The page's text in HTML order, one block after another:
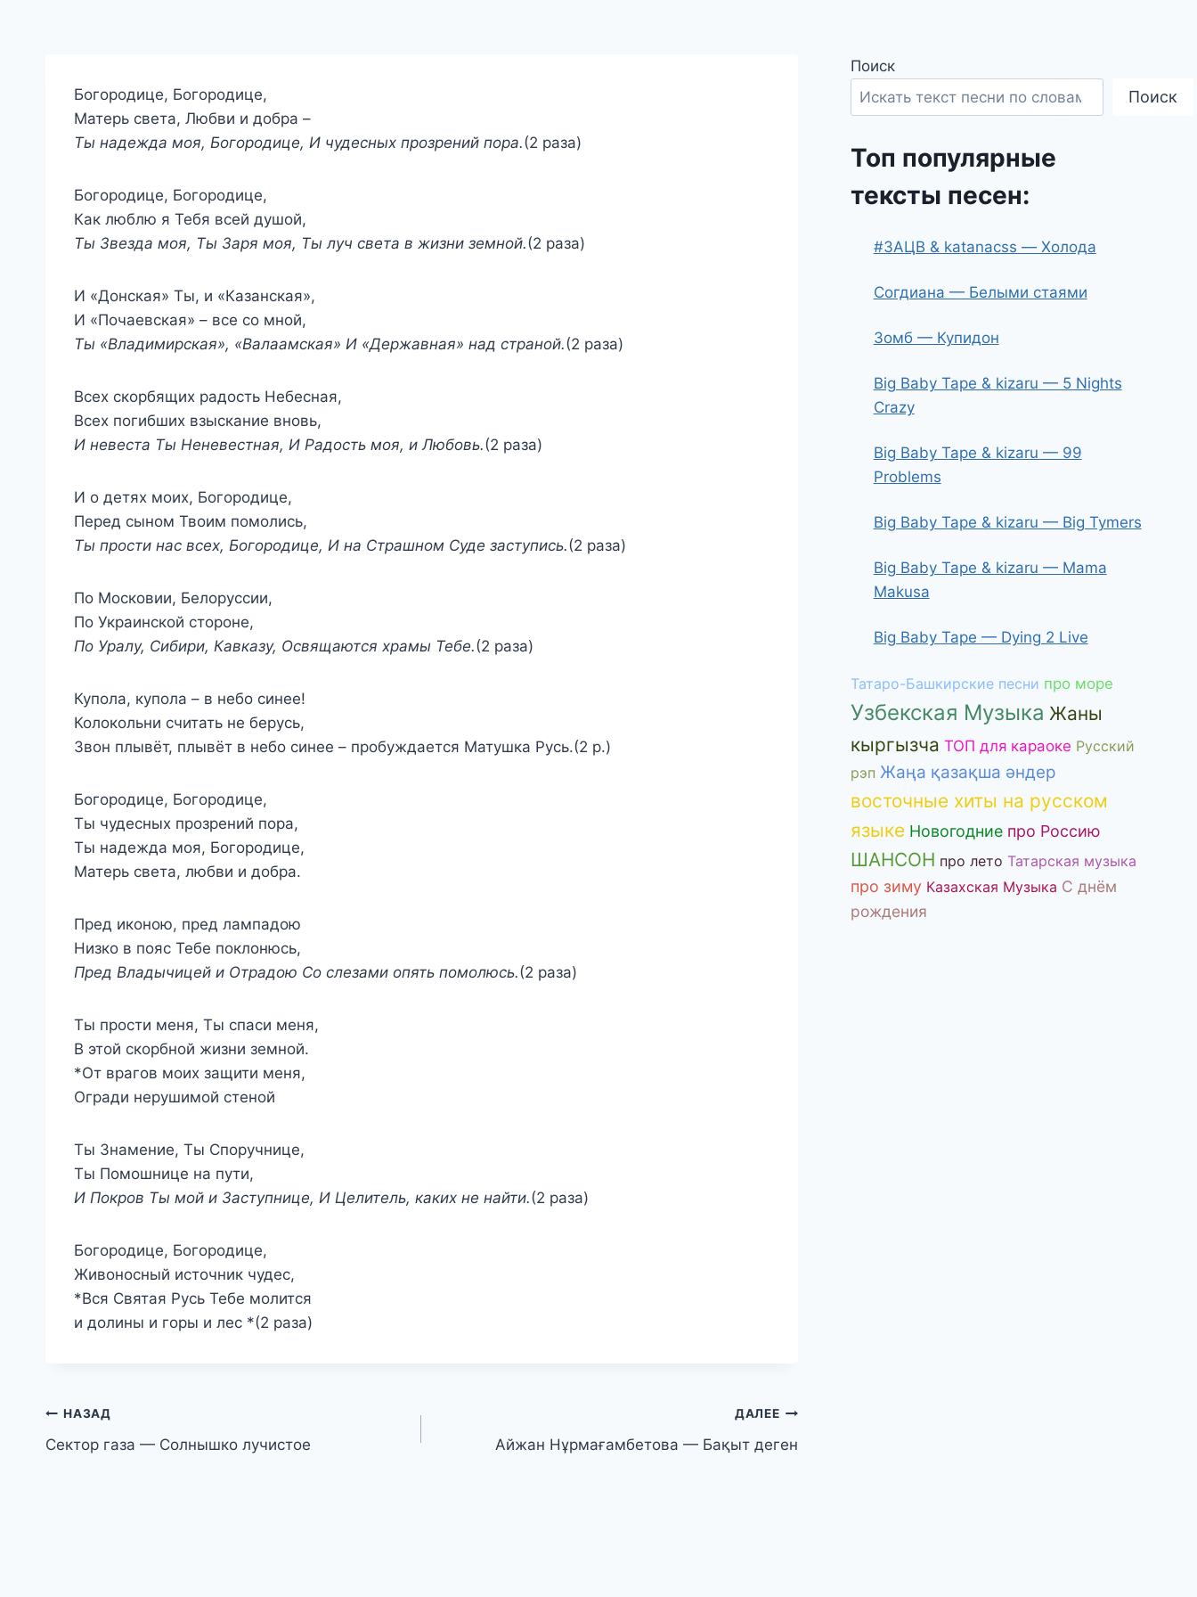
Богородице, Богородице,
Матерь света, Любви и добра –
Ты надежда моя, Богородице, И чудесных прозрений пора.(2 раза)
Богородице, Богородице,
Как люблю я Тебя всей душой,
Ты Звезда моя, Ты Заря моя, Ты луч света в жизни земной.(2 раза)
И «Донская» Ты, и «Казанская»,
И «Почаевская» – все со мной,
Ты «Владимирская», «Валаамская» И «Державная» над страной.(2 раза)
Всех скорбящих радость Небесная,
Всех погибших взыскание вновь,
И невеста Ты Неневестная, И Радость моя, и Любовь.(2 раза)
И о детях моих, Богородице,
Перед сыном Твоим помолись,
Ты прости нас всех, Богородице, И на Страшном Суде заступись.(2 раза)
По Московии, Белоруссии,
По Украинской стороне,
По Уралу, Сибири, Кавказу, Освящаются храмы Тебе.(2 раза)
Купола, купола – в небо синее!
Колокольни считать не берусь,
Звон плывёт, плывёт в небо синее – пробуждается Матушка Русь.(2 р.)
Богородице, Богородице,
Ты чудесных прозрений пора,
Ты надежда моя, Богородице,
Матерь света, любви и добра.
Пред иконою, пред лампадою
Низко в пояс Тебе поклонюсь,
Пред Владычицей и Отрадою Со слезами опять помолюсь.(2 раза)
Ты прости меня, Ты спаси меня,
В этой скорбной жизни земной.
*От врагов моих защити меня,
Огради нерушимой стеной
Ты Знамение, Ты Споручнице,
Ты Помошнице на пути,
И Покров Ты мой и Заступнице, И Целитель, каких не найти.(2 раза)
Богородице, Богородице,
Живоносный источник чудес,
*Вся Святая Русь Тебе молится
и долины и горы и лес *(2 раза)
Навигация
по
НАЗАД
Сектор газа — Солнышко лучистое
ДАЛЕЕ
Айжан Нұрмағамбетова — Бақыт деген
Поиск
Поиск
Топ популярные
тексты песен:
#ЗАЦВ & katanacss — Холода
Согдиана — Белыми стаями
Зомб — Купидон
Big Baby Tape & kizaru — 5 Nights
Crazy
Big Baby Tape & kizaru — 99
Problems
Big Baby Tape & kizaru — Big Tymers
Big Baby Tape & kizaru — Mama
Makusa
Big Baby Tape — Dying 2 Live
Татаро-Башкирские песни про море
Узбекская Музыка Жаны
кыргызча ТОП для караоке Русский
рэп Жаңа қазақша әндер
восточные хиты на русском
языке Новогодние про Россию
ШАНСОН про лето Татарская музыка
про зиму Казахская Музыка С днём
рождения